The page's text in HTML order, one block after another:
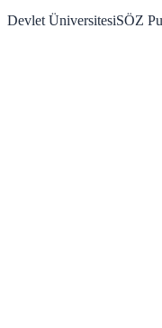
Devlet ÜniversitesiSÖZ